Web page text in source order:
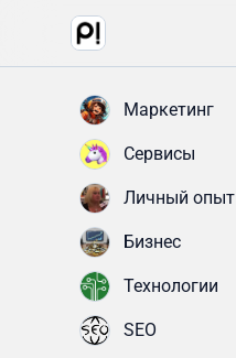
Маркетинг
Сервисы
Личный опыт
Бизнес
Технологии
SEO